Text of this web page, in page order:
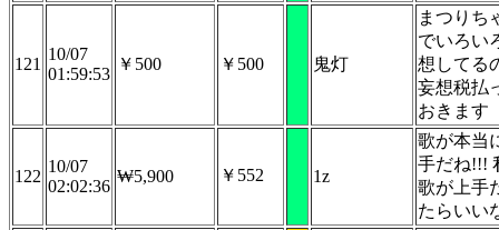
121
10/07
01:59:53
￥500 ￥500 鬼灯
まつりち
でいろい
想してる
妄想税払
おきます
122
10/07
02:02:36
₩5,900 ￥552 1z
歌が本当
手だね!!!
歌が上手
たらいい